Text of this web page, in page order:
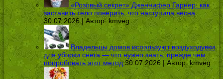
«Розовый секрет» Дженнифер Гарнер: как
заставить тело поверить, что наступила весна
30.07.2026 | Автор:kmveg
Владельцы домов используют воздуходувки
для уборки снега — что нужно знать, прежде чем
попробовать этот метод 30.07.2026 | Автор:kmveg